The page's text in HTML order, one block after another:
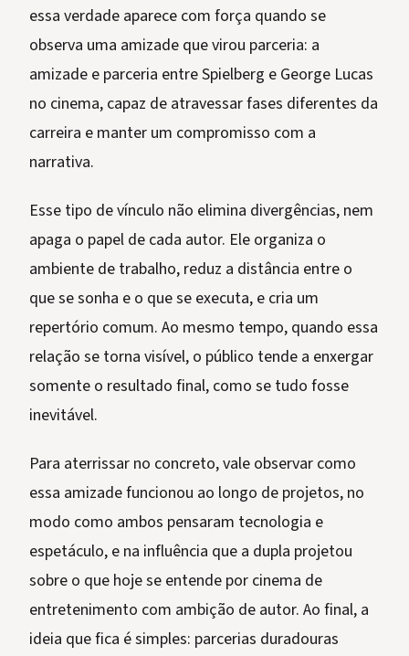
essa verdade aparece com força quando se
observa uma amizade que virou parceria: a
amizade e parceria entre Spielberg e George Lucas
no cinema, capaz de atravessar fases diferentes da
carreira e manter um compromisso com a
narrativa.
Esse tipo de vínculo não elimina divergências, nem
apaga o papel de cada autor. Ele organiza o
ambiente de trabalho, reduz a distância entre o
que se sonha e o que se executa, e cria um
repertório comum. Ao mesmo tempo, quando essa
relação se torna visível, o público tende a enxergar
somente o resultado final, como se tudo fosse
inevitável.
Para aterrissar no concreto, vale observar como
essa amizade funcionou ao longo de projetos, no
modo como ambos pensaram tecnologia e
espetáculo, e na influência que a dupla projetou
sobre o que hoje se entende por cinema de
entretenimento com ambição de autor. Ao final, a
ideia que fica é simples: parcerias duradouras